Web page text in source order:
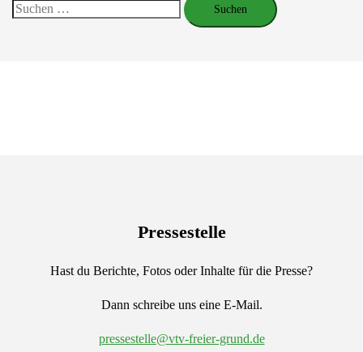
Suchen
Pressestelle
Hast du Berichte, Fotos oder Inhalte für die Presse?
Dann schreibe uns eine E-Mail.
pressestelle@vtv-freier-grund.de